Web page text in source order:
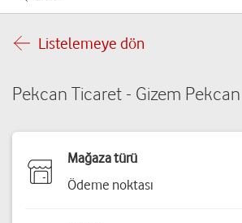
Listelemeye dön
Pekcan Ticaret - Gizem Pekcan
Mağaza türü
Ödeme noktası